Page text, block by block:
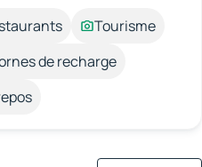
Tourisme
de recharge